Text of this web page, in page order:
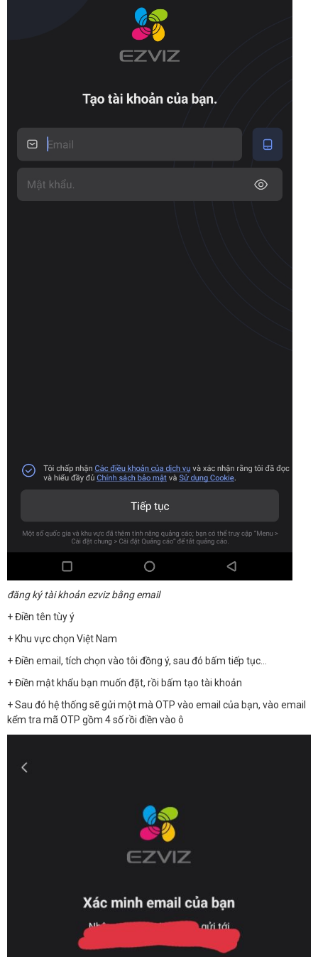
đăng ký tài khoản ezviz bằng email
+ Điền tên tùy ý
+ Khu vực chọn Việt Nam
+ Điền email, tích chọn vào tôi đồng ý, sau đó bấm tiếp tục…
+ Điền mật khẩu bạn muốn đặt, rồi bấm tạo tài khoản
+ Sau đó hệ thống sẽ gửi một mà OTP vào email của bạn, vào email
kểm tra mã OTP gồm 4 số rồi điền vào ô